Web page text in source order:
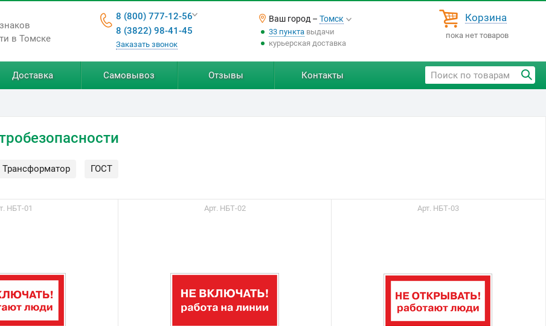
в Томске
8 (800) 777-12-56
8 (3822) 98-41-45
Заказать звонок
Ваш город – Томск
33 пунктавыдачи
курьерская доставка
Корзина
пока нет товаров
Доставка Самовывоз Отзывы Контакты
Трансформатор ГОСТ
НБТ-01 Арт. НБТ-02 Арт. НБТ-03